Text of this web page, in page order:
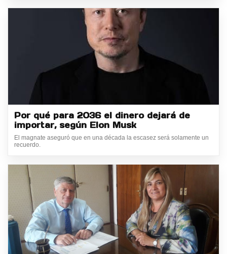
Por qué para 2036 el dinero dejará de
importar, según Elon Musk
El magnate aseguró que en una década la escasez será solamente un
recuerdo.